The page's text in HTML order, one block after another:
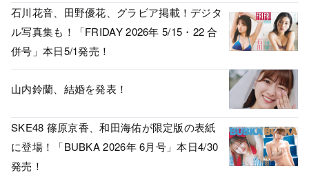
石川花音、田野優花、グラビア掲載！デジタ
ル写真集も！「FRIDAY 2026年 5/15・22 合
併号」本日5/1発売！
山内鈴蘭、結婚を発表！
SKE48 篠原京香、和田海佑が限定版の表紙
に登場！「BUBKA 2026年 6月号」本日4/30
発売！